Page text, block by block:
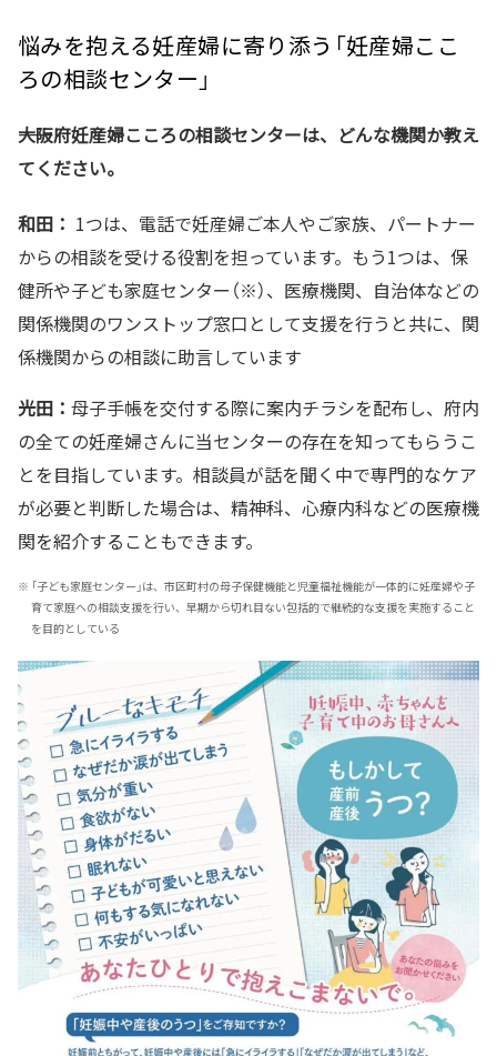
悩みを抱える妊産婦に寄り添う「妊産婦ここ
ろの相談センター」
――大阪府妊産婦こころの相談センターは、どんな機関か教え
てください。
和田： 1つは、電話で妊産婦ご本人やご家族、パートナー
からの相談を受ける役割を担っています。もう1つは、保
健所や子ども家庭センター（※）、医療機関、自治体などの
関係機関のワンストップ窓口として支援を行うと共に、関
係機関からの相談に助言しています
光田： 母子手帳を交付する際に案内チラシを配布し、府内
の全ての妊産婦さんに当センターの存在を知ってもらうこ
とを目指しています。相談員が話を聞く中で専門的なケア
が必要と判断した場合は、精神科、心療内科などの医療機
関を紹介することもできます。
※ 「子ども家庭センター」は、市区町村の母子保健機能と児童福祉機能が一体的に妊産婦や子
育て家庭への相談支援を行い、早期から切れ目ない包括的で継続的な支援を実施すること
を目的としている